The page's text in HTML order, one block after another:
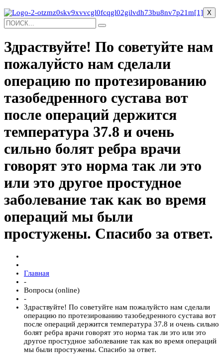
X
Здраствуйте! По советуйте нам
пожалуйсто нам сделали
операцию по протезированию
тазобедренного сустава вот
после операций держится
температура 37.8 и очень
сильно болят ребра врачи
говорят это норма так ли это
или это другое простудное
заболевание так как во время
операций мы были
простужены. Спасибо за ответ.
Главная
-
Вопросы (online)
-
Здраствуйте! По советуйте нам пожалуйсто нам сделали
операцию по протезированию тазобедренного сустава вот
после операций держится температура 37.8 и очень сильно
болят ребра врачи говорят это норма так ли это или это
другое простудное заболевание так как во время операций
мы были простужены. Спасибо за ответ.